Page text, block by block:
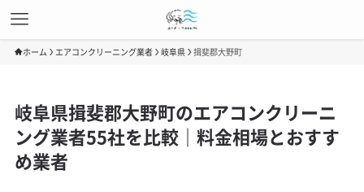
ホーム エアコンクリーニング業者 岐阜県 揖斐郡大野町
岐阜県揖斐郡大野町のエアコンクリーニ
ング業者55社を比較｜料金相場とおすす
め業者